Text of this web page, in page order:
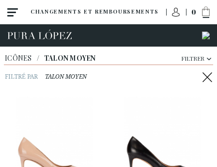
CHANGEMENTS ET REMBOURSEMENTS 0
Tout
Talon haut
Talon moyen
ICÔNES / TALON MOYEN FILTRER
FILTRÉ PAR TALON MOYEN